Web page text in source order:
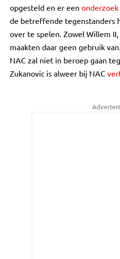
opgesteld en er een onderzoek
de betreffende tegenstanders
over te spelen. Zowel Willem II,
maakten daar geen gebruik van.
NAC zal niet in beroep gaan
Zukanovic is alweer bij NAC